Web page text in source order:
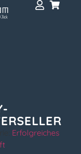
Erfolgreiches